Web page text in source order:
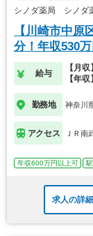
シノダ薬局 シノダ
【川崎市中
分！年収530
給与
【月
【年
勤務地 神奈川
アクセス ＪＲ南
年収600万円以上可
求人の詳